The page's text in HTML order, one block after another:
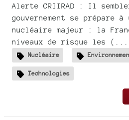
Alerte CRIIRAD : Il
gouvernement se prépare
nucléaire majeur : la
niveaux de risque les
Nucléaire
Technologies